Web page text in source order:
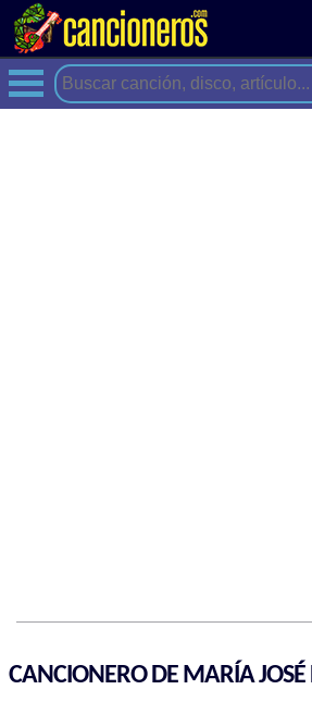
CANCIONERO DE MARÍA